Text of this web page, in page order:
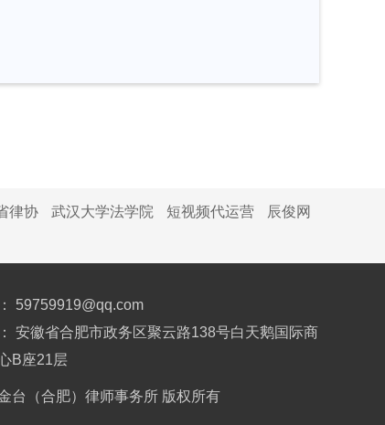
律协 武汉大学法学院 短视频代运营
辰俊网
59759919@qq.com
安徽省合肥市政务区聚云路138号白天鹅国际商
B座21层
台（合肥）律师事务所 版权所有